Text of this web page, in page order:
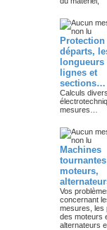
Protection
départs,
longueurs
lignes et
sections…
Calculs divers,
mesures…
Machines
moteurs,
Vos
concernant
mesures, les
des moteurs
alternateurs